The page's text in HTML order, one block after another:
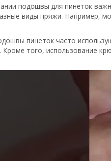
подошвы для пинеток
виды пряжи. Например,
пинеток часто
того, использование